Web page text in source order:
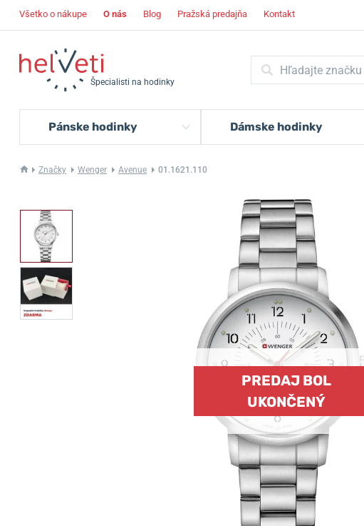
Všetko o nákupe O nás Blog Pražská predajňa Kontakt
Špecialisti na hodinky
Pánske hodinky Dámske hodinky
Značky Wenger Avenue 01.1621.110
PREDAJ BOL
UKONČENÝ